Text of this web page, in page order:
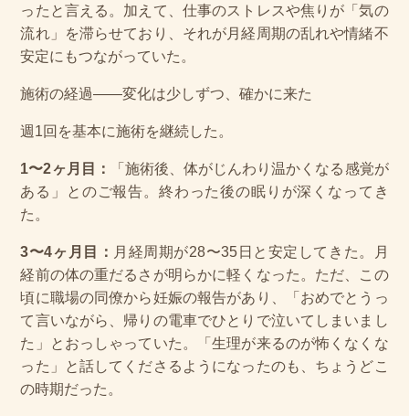
ったと言える。加えて、仕事のストレスや焦りが「気の
流れ」を滞らせており、それが月経周期の乱れや情緒不
安定にもつながっていた。
施術の経過——変化は少しずつ、確かに来た
週1回を基本に施術を継続した。
1〜2ヶ月目：
「施術後、体がじんわり温かくなる感覚が
ある」とのご報告。終わった後の眠りが深くなってき
た。
3〜4ヶ月目： 月経周期が28〜35日と安定してきた。月
経前の体の重だるさが明らかに軽くなった。ただ、この
頃に職場の同僚から妊娠の報告があり、「おめでとうっ
て言いながら、帰りの電車でひとりで泣いてしまいまし
た」とおっしゃっていた。「生理が来るのが怖くなくな
った」と話してくださるようになったのも、ちょうどこ
の時期だった。